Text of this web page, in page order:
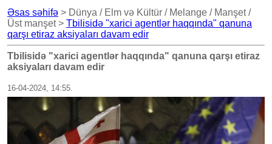
Əsas səhifə > Dünya / Elm və Kültür / Melange / Manşet /
Üst manşet > Tbilisidə "xarici agentlər haqqında" qanuna
qarşı etiraz aksiyaları davam edir
Tbilisidə "xarici agentlər haqqında" qanuna qarşı etiraz
aksiyaları davam edir
16-04-2024, 14:55.